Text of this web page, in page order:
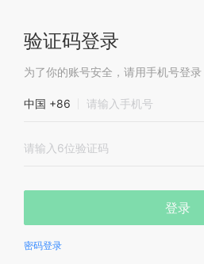
验证码登录
为了你的账号安全，请用手机号登录
中国 +86
登录
密码登录